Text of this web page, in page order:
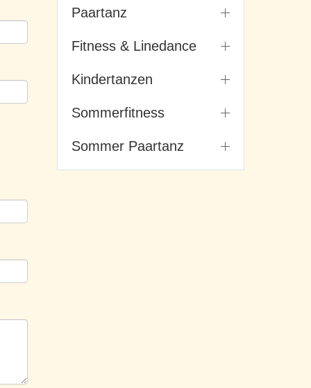
Paartanz
Fitness & Linedance
Kindertanzen
Sommerfitness
Sommer Paartanz